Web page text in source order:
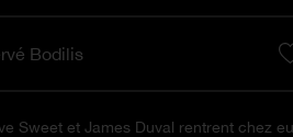
Bodilis
Sweet et James Duval rentrent chez